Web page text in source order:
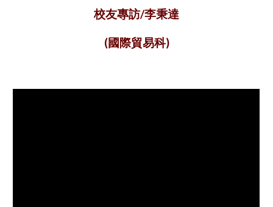
校友專訪/李秉達
(國際貿易科)